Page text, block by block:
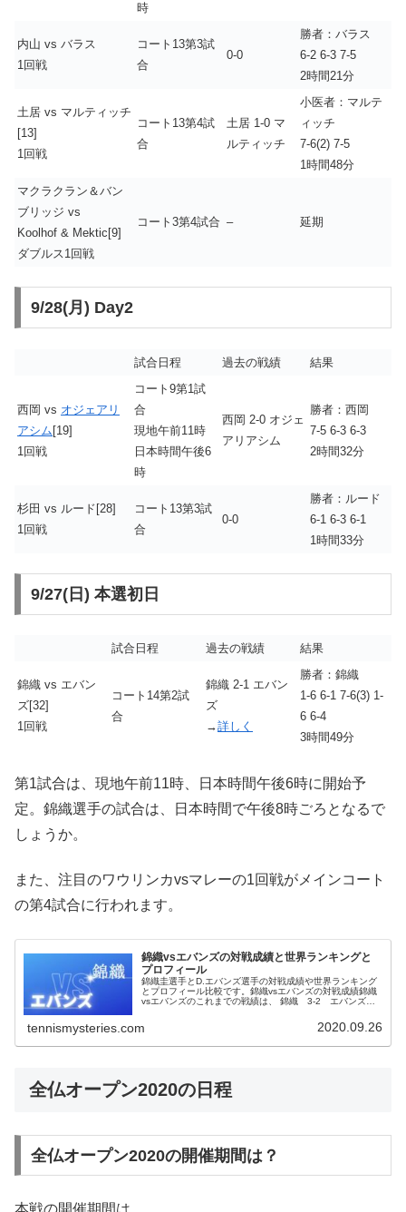
時
内山 vs バラス
1回戦
コート13第3試
合
0-0
勝者：バラス
6-2 6-3 7-5
2時間21分
土居 vs マルティッチ
[13]
1回戦
コート13第4試
合
土居 1-0 マ
ルティッチ
小医者：マルテ
ィッチ
7-6(2) 7-5
1時間48分
マクラクラン＆バン
ブリッジ vs
Koolhof & Mektic[9]
ダブルス1回戦
コート3第4試合 – 延期
9/28(月) Day2
試合日程 過去の戦績 結果
西岡 vs オジェアリ
アシム[19]
1回戦
コート9第1試
合
現地午前11時
日本時間午後6
時
西岡 2-0 オジェ
アリアシム
勝者：西岡
7-5 6-3 6-3
2時間32分
杉田 vs ルード[28]
1回戦
コート13第3試
合
0-0
勝者：ルード
6-1 6-3 6-1
1時間33分
9/27(日) 本選初日
試合日程 過去の戦績 結果
錦織 vs エバン
ズ[32]
1回戦
コート14第2試
合
錦織 2-1 エバン
ズ
→詳しく
勝者：錦織
1-6 6-1 7-6(3) 1-
6 6-4
3時間49分
第1試合は、現地午前11時、日本時間午後6時に開始予
定。錦織選手の試合は、日本時間で午後8時ごろとなるで
しょうか。
また、注目のワウリンカvsマレーの1回戦がメインコート
の第4試合に行われます。
錦織vsエバンズの対戦成績と世界ランキングと
プロフィール
錦織圭選手とD.エバンズ選手の対戦成績や世界ランキング
とプロフィール比較です。錦織vsエバンズの対戦成績錦織
vsエバンズのこれまでの戦績は、 錦織 3-2 エバンズ最
tennismysteries.com 2020.09.26
全仏オープン2020の日程
全仏オープン2020の開催期間は？
本戦の開催期間は、